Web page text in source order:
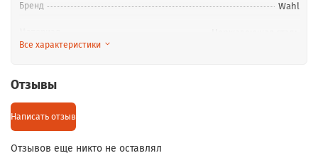
Бренд Wahl
Все характеристики
Отзывы
Написать отзыв
Отзывов еще никто не оставлял